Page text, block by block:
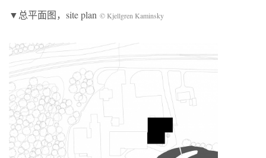
▼总平面图，site plan © Kjellgren Kaminsky